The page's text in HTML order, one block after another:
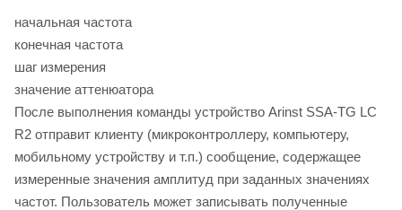
начальная частота
конечная частота
шаг измерения
значение аттенюатора
После выполнения команды устройство Arinst SSA-TG LC
R2 отправит клиенту (микроконтроллеру, компьютеру,
мобильному устройству и т.п.) сообщение, содержащее
измеренные значения амплитуд при заданных значениях
частот. Пользователь может записывать полученные